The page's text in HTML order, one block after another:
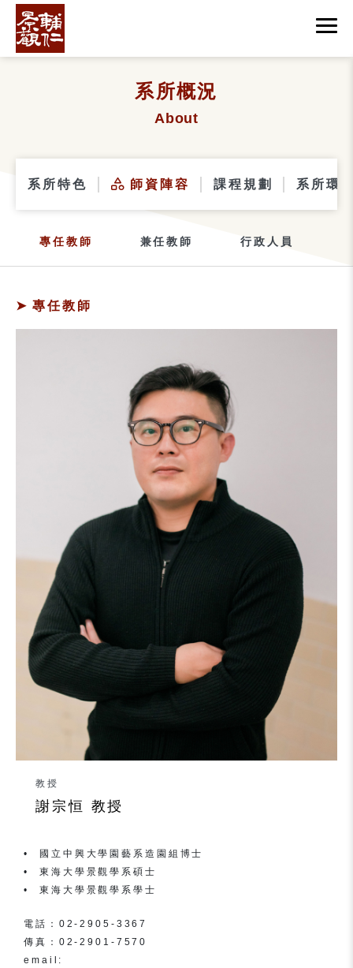
系所概況
About
系所特色 師資陣容 課程規劃 系所環
專任教師 兼任教師 行政人員
專任教師
教授
謝宗恒 教授
國立中興大學園藝系造園組博士
東海大學景觀學系碩士
東海大學景觀學系學士
電話：02-2905-3367
傳真：02-2901-7570
email: